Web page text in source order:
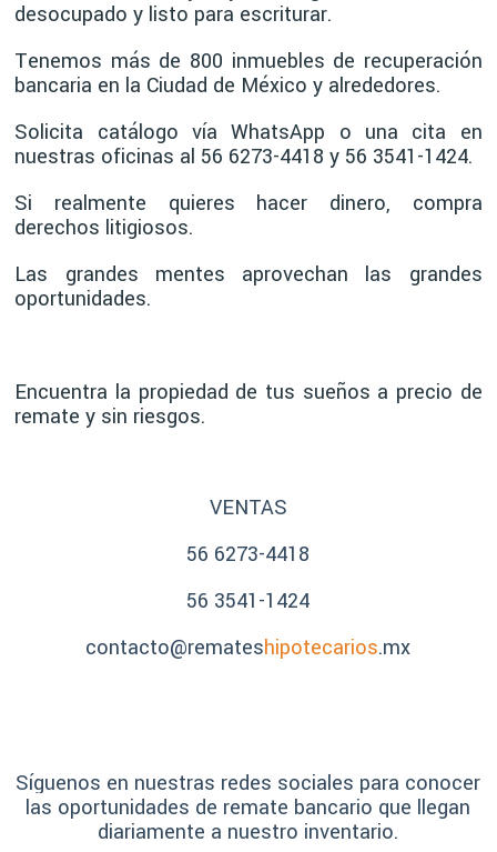
desocupado y listo para escriturar.
Tenemos más de 800 inmuebles de recuperación
bancaria en la Ciudad de México y alrededores.
Solicita catálogo vía WhatsApp o una cita en
nuestras oficinas al 56 6273-4418 y 56 3541-1424.
Si realmente quieres hacer dinero, compra
derechos litigiosos.
Las grandes mentes aprovechan las grandes
oportunidades.
Encuentra la propiedad de tus sueños a precio de
remate y sin riesgos.
VENTAS
56 6273-4418
56 3541-1424
contacto@remateshipotecarios.mx
Síguenos en nuestras redes sociales para conocer
las oportunidades de remate bancario que llegan
diariamente a nuestro inventario.